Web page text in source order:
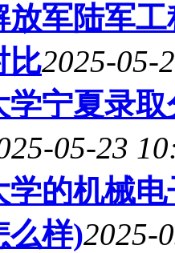
放军陆军
比2025-05-
学宁夏录
05-23
的机械
么样)2025-